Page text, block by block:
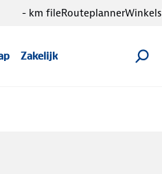
Zakelijk
- km fileRouteplannerWinkels